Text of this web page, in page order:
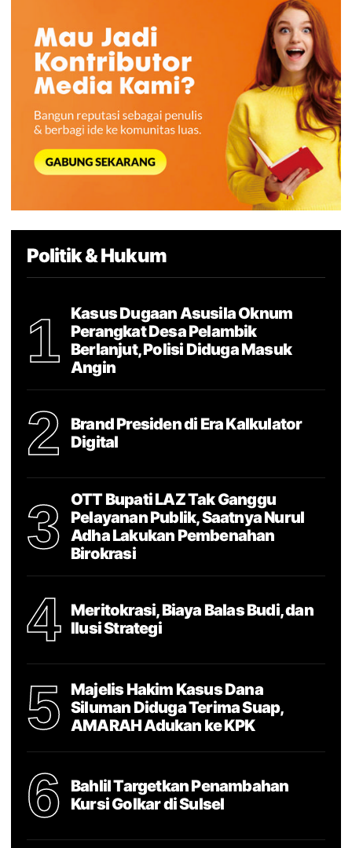
Politik & Hukum
1
Kasus Dugaan Asusila Oknum
Perangkat Desa Pelambik
Berlanjut, Polisi Diduga Masuk
Angin
2
Brand Presiden di Era Kalkulator
Digital
3
OTT Bupati LAZ Tak Ganggu
Pelayanan Publik, Saatnya Nurul
Adha Lakukan Pembenahan
Birokrasi
4
Meritokrasi, Biaya Balas Budi, dan
Ilusi Strategi
5
Majelis Hakim Kasus Dana
Siluman Diduga Terima Suap,
AMARAH Adukan ke KPK
6
Bahlil Targetkan Penambahan
Kursi Golkar di Sulsel